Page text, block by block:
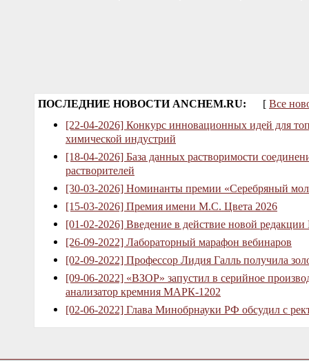
ПОСЛЕДНИЕ НОВОСТИ ANCHEM.RU: [ Все
[22-04-2026] Конкурс инновационных идей для
химической индустрий
[18-04-2026] База данных растворимости
растворителей
[30-03-2026] Номинанты премии «Серебряный
[15-03-2026] Премия имени М.С. Цвета 2026
[01-02-2026] Введение в действие новой
[26-09-2022] Лабораторный марафон вебинаров
[02-09-2022] Профессор Лидия Галль получила
[09-06-2022] «ВЗОР» запустил в серийное
анализатор кремния МАРК-1202
[02-06-2022] Глава Минобрнауки РФ обсудил с